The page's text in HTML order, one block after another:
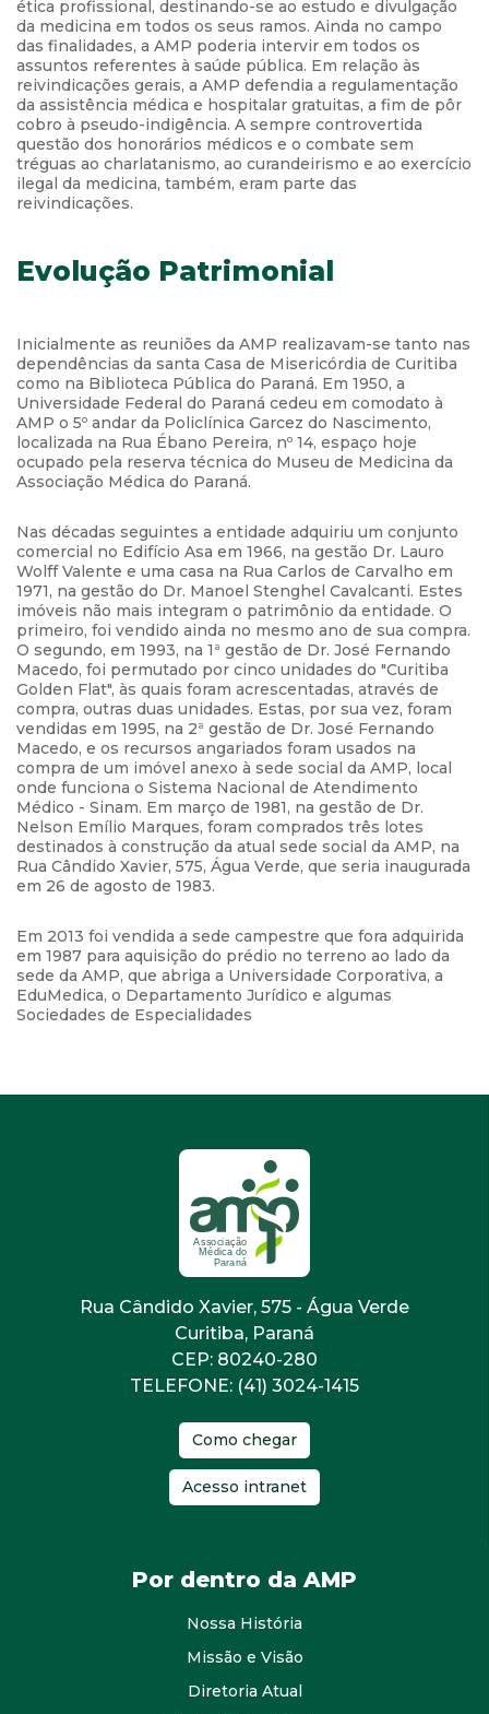
ética profissional, destinando-se ao estudo e divulgação
da medicina em todos os seus ramos. Ainda no campo
das finalidades, a AMP poderia intervir em todos os
assuntos referentes à saúde pública. Em relação às
reivindicações gerais, a AMP defendia a regulamentação
da assistência médica e hospitalar gratuitas, a fim de pôr
cobro à pseudo-indigência. A sempre controvertida
questão dos honorários médicos e o combate sem
tréguas ao charlatanismo, ao curandeirismo e ao exercício
ilegal da medicina, também, eram parte das
reivindicações.
Evolução Patrimonial
Inicialmente as reuniões da AMP realizavam-se tanto nas
dependências da santa Casa de Misericórdia de Curitiba
como na Biblioteca Pública do Paraná. Em 1950, a
Universidade Federal do Paraná cedeu em comodato à
AMP o 5º andar da Policlínica Garcez do Nascimento,
localizada na Rua Ébano Pereira, nº 14, espaço hoje
ocupado pela reserva técnica do Museu de Medicina da
Associação Médica do Paraná.
Nas décadas seguintes a entidade adquiriu um conjunto
comercial no Edifício Asa em 1966, na gestão Dr. Lauro
Wolff Valente e uma casa na Rua Carlos de Carvalho em
1971, na gestão do Dr. Manoel Stenghel Cavalcanti. Estes
imóveis não mais integram o patrimônio da entidade. O
primeiro, foi vendido ainda no mesmo ano de sua compra.
O segundo, em 1993, na 1ª gestão de Dr. José Fernando
Macedo, foi permutado por cinco unidades do "Curitiba
Golden Flat", às quais foram acrescentadas, através de
compra, outras duas unidades. Estas, por sua vez, foram
vendidas em 1995, na 2ª gestão de Dr. José Fernando
Macedo, e os recursos angariados foram usados na
compra de um imóvel anexo à sede social da AMP, local
onde funciona o Sistema Nacional de Atendimento
Médico - Sinam. Em março de 1981, na gestão de Dr.
Nelson Emílio Marques, foram comprados três lotes
destinados à construção da atual sede social da AMP, na
Rua Cândido Xavier, 575, Água Verde, que seria inaugurada
em 26 de agosto de 1983.
Em 2013 foi vendida a sede campestre que fora adquirida
em 1987 para aquisição do prédio no terreno ao lado da
sede da AMP, que abriga a Universidade Corporativa, a
EduMedica, o Departamento Jurídico e algumas
Sociedades de Especialidades
Rua Cândido Xavier, 575 - Água Verde
Curitiba, Paraná
CEP: 80240-280
TELEFONE: (41) 3024-1415
Como chegar
Acesso intranet
Por dentro da AMP
Nossa História
Missão e Visão
Diretoria Atual